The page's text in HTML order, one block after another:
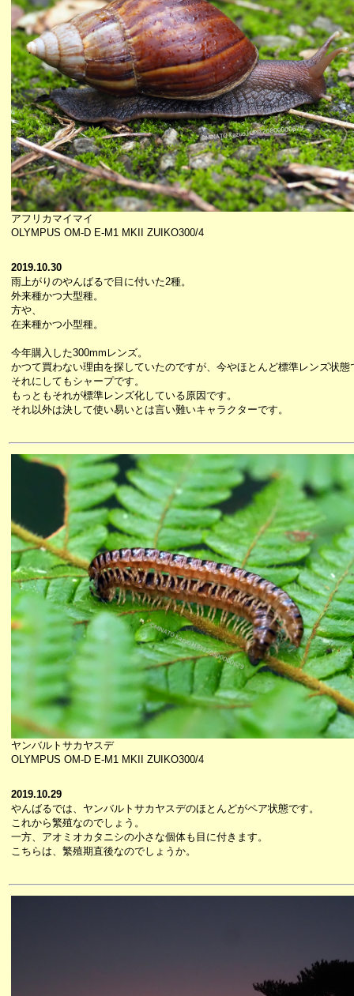
アフリカマイマイ
OLYMPUS OM-D E-M1 MKII ZUIKO300/4
2019.10.30
雨上がりのやんばるで目に付いた2種。
外来種かつ大型種。
方や、
在来種かつ小型種。
今年購入した300mmレンズ。
かつて買わない理由を探していたのですが、今やほとんど標準レンズ状態
それにしてもシャープです。
もっともそれが標準レンズ化している原因です。
それ以外は決して使い易いとは言い難いキャラクターです。
ヤンバルトサカヤスデ
OLYMPUS OM-D E-M1 MKII ZUIKO300/4
2019.10.29
やんばるでは、ヤンバルトサカヤスデのほとんどがペア状態です。
これから繁殖なのでしょう。
一方、アオミオカタニシの小さな個体も目に付きます。
こちらは、繁殖期直後なのでしょうか。